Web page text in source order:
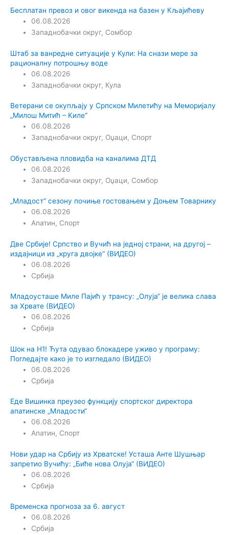
Бесплатан превоз и овог викенда на базен у Кљајићеву
06.08.2026
Западнобачки округ, Сомбор
Штаб за ванредне ситуације у Кули: На снази мере за
рационалну потрошњу воде
06.08.2026
Западнобачки округ, Кула
Ветерани се окупљају у Српском Милетићу на Меморијалу
„Милош Митић – Киле“
06.08.2026
Западнобачки округ, Оџаци, Спорт
Обустављена пловидба на каналима ДТД
06.08.2026
Западнобачки округ, Оџаци, Сомбор
„Младост“ сезону почиње гостовањем у Доњем Товарнику
06.08.2026
Апатин, Спорт
Две Србије! Српство и Вучић на једној страни, на другој –
издајници из „круга двојке“ (ВИДЕО)
06.08.2026
Србија
Младоусташе Миле Пајић у трансу: „Олуја“ је велика слава
за Хрвате (ВИДЕО)
06.08.2026
Србија
Шок на Н1! Ћута одувао блокадере уживо у програму:
Погледајте како је то изгледало (ВИДЕО)
06.08.2026
Србија
Еде Вишинка преузео функцију спортског директора
апатинске „Младости“
06.08.2026
Апатин, Спорт
Нови удар на Србију из Хрватске! Усташа Анте Шушњар
запретио Вучићу: „Биће нова Олуја“ (ВИДЕО)
06.08.2026
Србија
Временска прогноза за 6. август
06.08.2026
Србија